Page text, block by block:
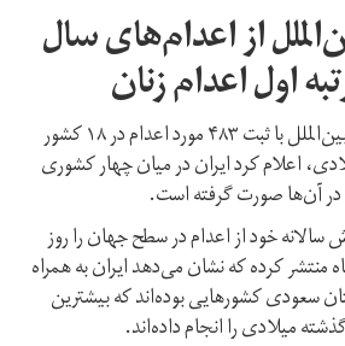
از اعدام‌های سال
سازمان حقوق بشری عفو بین‌الملل با ثبت ۴۸۳ مورد اعدام در ۱۸ کشور
سال ۲۰۲۰ میلادی، اعلام کرد ایران در میان چهار کشوری
سالانه خود از اعدام در سطح جهان را روز
منتشر کرده که نشان می‌دهد ایران به همراه
سعودی کشورهایی بوده‌اند که بیشترین
میلادی را انجام داده‌اند.